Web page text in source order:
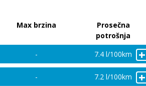
Max brzina
Prosečna
potrošnja
- 7.4 l/100km +
- 7.2 l/100km +